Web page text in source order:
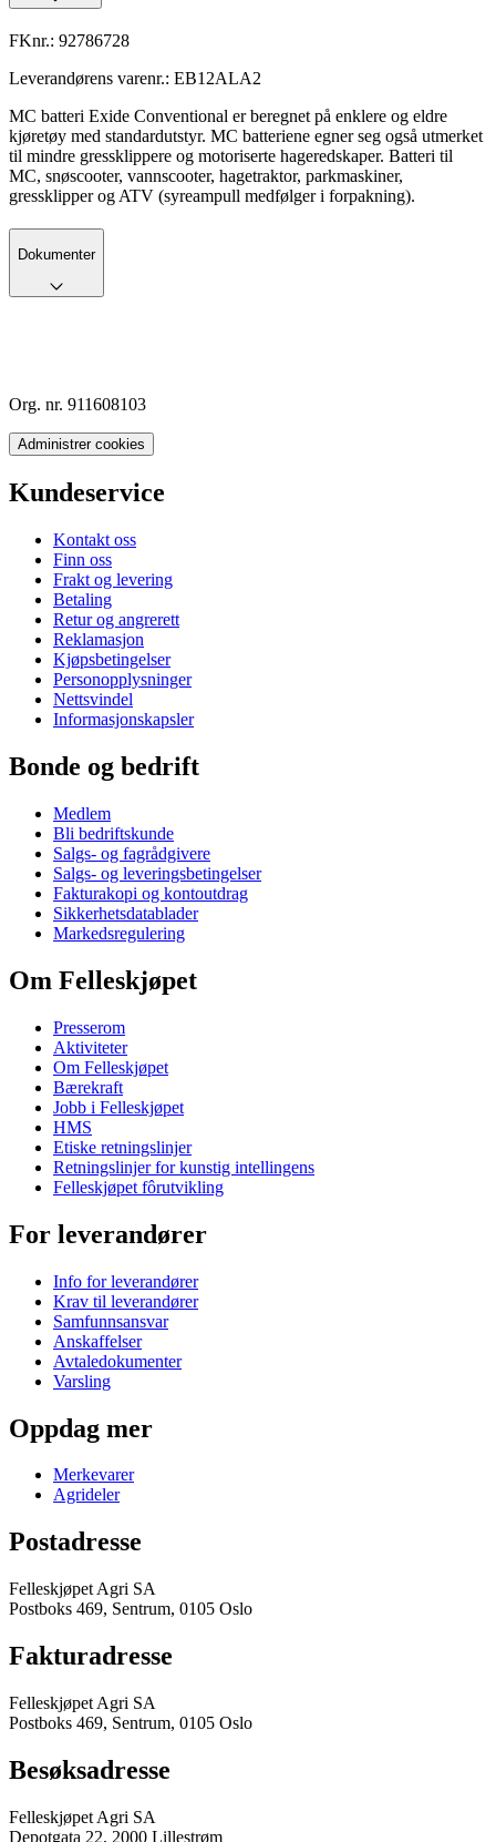
FKnr.: 92786728
Leverandørens varenr.: EB12ALA2
MC batteri Exide Conventional er beregnet på enklere og eldre
kjøretøy med standardutstyr. MC batteriene egner seg også utmerket
til mindre gressklippere og motoriserte hageredskaper. Batteri til
MC, snøscooter, vannscooter, hagetraktor, parkmaskiner,
gressklipper og ATV (syreampull medfølger i forpakning).
Dokumenter
Org. nr. 911608103
Administrer cookies
Kundeservice
Kontakt oss
Finn oss
Frakt og levering
Betaling
Retur og angrerett
Reklamasjon
Kjøpsbetingelser
Personopplysninger
Nettsvindel
Informasjonskapsler
Bonde og bedrift
Medlem
Bli bedriftskunde
Salgs- og fagrådgivere
Salgs- og leveringsbetingelser
Fakturakopi og kontoutdrag
Sikkerhetsdatablader
Markedsregulering
Om Felleskjøpet
Presserom
Aktiviteter
Om Felleskjøpet
Bærekraft
Jobb i Felleskjøpet
HMS
Etiske retningslinjer
Retningslinjer for kunstig intellingens
Felleskjøpet fôrutvikling
For leverandører
Info for leverandører
Krav til leverandører
Samfunnsansvar
Anskaffelser
Avtaledokumenter
Varsling
Oppdag mer
Merkevarer
Agrideler
Postadresse
Felleskjøpet Agri SA
Postboks 469, Sentrum, 0105 Oslo
Fakturadresse
Felleskjøpet Agri SA
Postboks 469, Sentrum, 0105 Oslo
Besøksadresse
Felleskjøpet Agri SA
Depotgata 22, 2000 Lillestrøm